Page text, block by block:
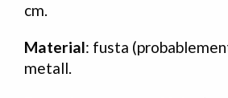
cm.
Material: fusta
metall.